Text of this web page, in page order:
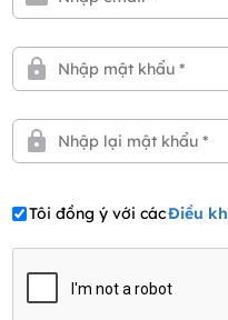
Tôi đồng ý với cácĐiều